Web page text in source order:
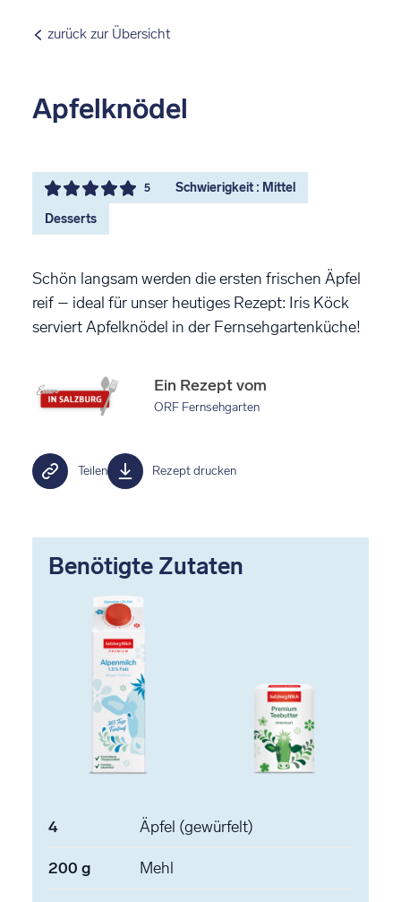
zurück zur Übersicht
Apfelknödel
5 Schwierigkeit : Mittel
Desserts
Schön langsam werden die ersten frischen Äpfel
reif – ideal für unser heutiges Rezept: Iris Köck
serviert Apfelknödel in der Fernsehgartenküche!
Ein Rezept vom
ORF Fernsehgarten
Teilen Rezept drucken
Benötigte Zutaten
4 Äpfel (gewürfelt)
200 g Mehl